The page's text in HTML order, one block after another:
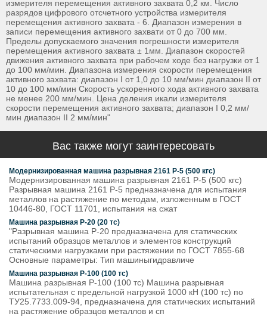
измерителя перемещения активного захвата 0,2 км. Число
разрядов цифрового отсчетного устройства измерителя
перемещения активного захвата - 6. Диапазон измерения в
записи перемещения активного захвати от 0 до 700 мм.
Пределы допускаемого значения погрешности измерителя
перемещения активного захвата ± 1мм. Диапазон скоростей
движения активного захвата при рабочем ходе без нагрузки от 1
до 100 мм/мин. Диапазона измерения скорости перемещения
активного захвата: диапазон I от 1,0 до 10 мм/мин диапазон II от
10 до 100 мм/мин Скорость ускоренного хода активного захвата
не менее 200 мм/мин. Цена деления икали измерителя
скорости перемещения активного захвата; диапазон I 0,2 мм/
мин диапазон II 2 мм/мин"
Вас также могут заинтересовать
Модернизированная машина разрывная 2161 Р-5 (500 кгс)
Модернизированная машина разрывная 2161 Р-5 (500 кгс)
Разрывная машина 2161 Р-5 предназначена для испытания
металлов на растяжение по методам, изложенным в ГОСТ
10446-80, ГОСТ 11701, испытания на сжат
Машина разрывная Р-20 (20 тс)
"Разрывная машина Р-20 предназначена для статических
испытаний образцов металлов и элементов конструкций
статическими нагрузками при растяжении по ГОСТ 7855-68
Основные параметры: Тип машиныгидравличе
Машина разрывная Р-100 (100 тс)
Машина разрывная Р-100 (100 тс) Машина разрывная
испытательная с предельной нагрузкой 1000 кН (100 тс) по
ТУ25.7733.009-94, предназначена для статических испытаний
на растяжение образцов металлов и сп